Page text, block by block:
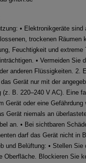
• Elektronikgeräte
trockenen Räumen
Feuchtigkeit und extreme
• Vermeiden Sie
anderen Flüssigkeiten. 2.
Gerät nur mit der
(z. B. 220–240 V AC). Eine
Gerät oder eine Gefährdung
Gerät niemals an
an. • Bei sichtbaren
darf das Gerät nicht in
und Belüftung: • Stellen Sie
Oberfläche. Blockieren Sie